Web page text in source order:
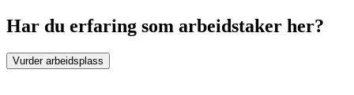
Har du erfaring som arbeidstaker her?
Vurder arbeidsplass